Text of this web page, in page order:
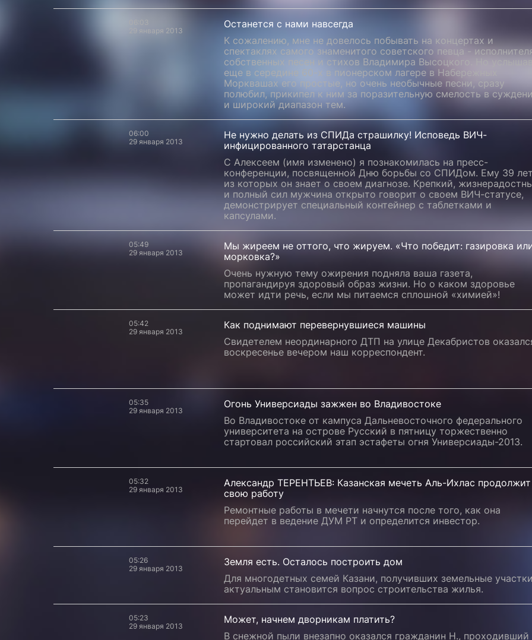
06:03
29 января 2013
Останется с нами навсегда
К сожалению, мне не довелось побывать на концертах и
спектаклях самого знаменитого советского певца -
собственных песен и стихов Владимира Высоцкого. Но
еще в середине 60-х в пионерском лагере в Набережных
Морквашах его простые, но очень необычные песни, сразу
полюбил, прикипел к ним за поразительную смелость в
и широкий диапазон тем.
06:00
29 января 2013
Не нужно делать из СПИДа страшилку! Исповедь ВИЧ-
инфицированного татарстанца
С Алексеем (имя изменено) я познакомилась на пресс-
конференции, посвященной Дню борьбы со СПИДом. Ему 39
из которых он знает о своем диагнозе. Крепкий,
и полный сил мужчина открыто говорит о своем ВИЧ-статусе,
демонстрирует специальный контейнер с таблетками и
капсулами.
05:49
29 января 2013
Мы жиреем не оттого, что жируем. «Что победит: газировка
морковка?»
Очень нужную тему ожирения подняла ваша газета,
пропагандируя здоровый образ жизни. Но о каком здоровье
может идти речь, если мы питаемся сплошной «химией»!
05:42
29 января 2013
Как поднимают перевернувшиеся машины
Свидетелем неординарного ДТП на улице Декабристов
воскресенье вечером наш корреспондент.
05:35
29 января 2013
Огонь Универсиады зажжен во Владивостоке
Во Владивостоке от кампуса Дальневосточного федерального
университета на острове Русский в пятницу торжественно
стартовал российский этап эстафеты огня Универсиады-2013.
05:32
29 января 2013
Александр ТЕРЕНТЬЕВ: Казанская мечеть Аль-Ихлас продолжит
свою работу
Ремонтные работы в мечети начнутся после того, как она
перейдет в ведение ДУМ РТ и определится инвестор.
05:26
29 января 2013
Земля есть. Осталось построить дом
Для многодетных семей Казани, получивших земельные
актуальным становится вопрос строительства жилья.
05:23
29 января 2013
Может, начнем дворникам платить?
В снежной пыли внезапно оказался гражданин Н., проходивший